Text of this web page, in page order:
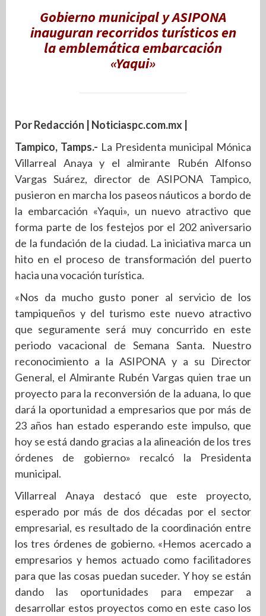
Gobierno municipal y ASIPONA
inauguran recorridos turísticos en
la emblemática embarcación
«Yaqui»
Por Redacción | Noticiaspc.com.mx |
Tampico, Tamps.- La Presidenta municipal Mónica
Villarreal Anaya y el almirante Rubén Alfonso
Vargas Suárez, director de ASIPONA Tampico,
pusieron en marcha los paseos náuticos a bordo de
la embarcación «Yaqui», un nuevo atractivo que
forma parte de los festejos por el 202 aniversario
de la fundación de la ciudad. La iniciativa marca un
hito en el proceso de transformación del puerto
hacia una vocación turística.
«Nos da mucho gusto poner al servicio de los
tampiqueños y del turismo este nuevo atractivo
que seguramente será muy concurrido en este
periodo vacacional de Semana Santa. Nuestro
reconocimiento a la ASIPONA y a su Director
General, el Almirante Rubén Vargas quien trae un
proyecto para la reconversión de la aduana, lo que
dará la oportunidad a empresarios que por más de
23 años han estado esperando este impulso, que
hoy se está dando gracias a la alineación de los tres
órdenes de gobierno» recalcó la Presidenta
municipal.
Villarreal Anaya destacó que este proyecto,
esperado por más de dos décadas por el sector
empresarial, es resultado de la coordinación entre
los tres órdenes de gobierno. «Hemos acercado a
empresarios y hemos actuado como facilitadores
para que las cosas puedan suceder. Y hoy se están
dando las oportunidades para empezar a
desarrollar estos proyectos como en este caso los